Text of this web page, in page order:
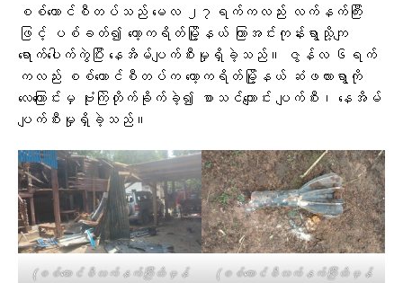
စစ်ကောင်စီတပ်သည် မေလ ၂၇ရက်ကလည်း လက်နက်ကြီး
ဖြင့် ပစ်ခတ်၍ ကော့ကရိတ်မြို့နယ် ကြာအင်းကုန်းရွာသို့ကျ
ရောက်ပေါက်ကွဲပြီး နေအိမ်ပျက်စီးမှုရှိခဲ့သည်။ ဇွန်လ ၆ရက်
ကလည်း စစ်ကောင်စီတပ်က ကော့ကရိတ်မြို့နယ် ဆံဖလားရွာကို
လေကြောင်းမှ ဗုံးကြဲတိုက်ခိုက်ခဲ့၍ စာသင်ကျောင်း ပျက်စီး၊ နေအိမ်
ပျက်စီးမှုရှိခဲ့သည်။
(စစ်​ကောင်စီလက်နက်ကြီးထိမှန်
(စစ်​ကောင်စီလက်နက်ကြီးထိမှန်